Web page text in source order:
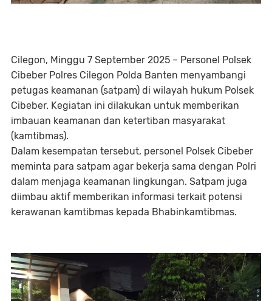
Cilegon, Minggu 7 September 2025 – Personel Polsek
Cibeber Polres Cilegon Polda Banten menyambangi
petugas keamanan (satpam) di wilayah hukum Polsek
Cibeber. Kegiatan ini dilakukan untuk memberikan
imbauan keamanan dan ketertiban masyarakat
(kamtibmas).
Dalam kesempatan tersebut, personel Polsek Cibeber
meminta para satpam agar bekerja sama dengan Polri
dalam menjaga keamanan lingkungan. Satpam juga
diimbau aktif memberikan informasi terkait potensi
kerawanan kamtibmas kepada Bhabinkamtibmas.